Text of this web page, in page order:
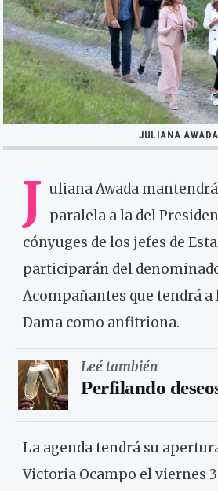
JULIANA AWADA
J uliana Awada
paralela a la del
cónyuges de los jefes de
participarán del
Acompañantes que tendrá
Dama como anfitriona.
Leé también
Perfilando
La agenda tendrá su
Victoria Ocampo el viernes